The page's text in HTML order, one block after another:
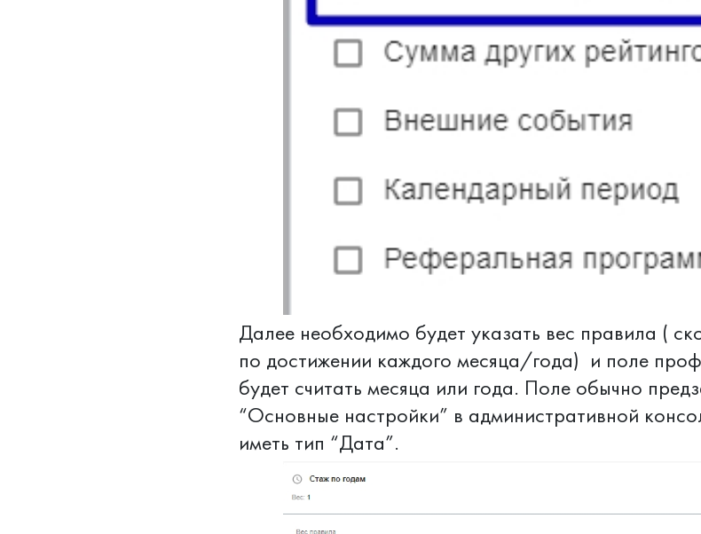
Далее необходимо будет указать вес правила (
по достижении каждого месяца/года) и поле
будет считать месяца или года. Поле обычно
“Основные настройки” в административной
иметь тип “Дата”.